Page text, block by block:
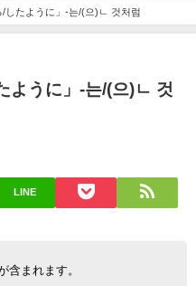
したように」-는/(으)ㄴ 것처럼
ように」-는/(으)ㄴ 것
LINE
含まれます。